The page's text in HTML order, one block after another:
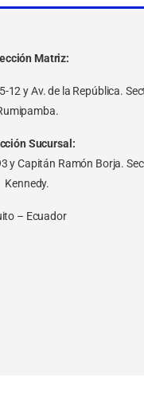
Matriz:
12 y Av. de la República.
Sucursal:
y Capitán Ramón Borja.
Kennedy.
– Ecuador